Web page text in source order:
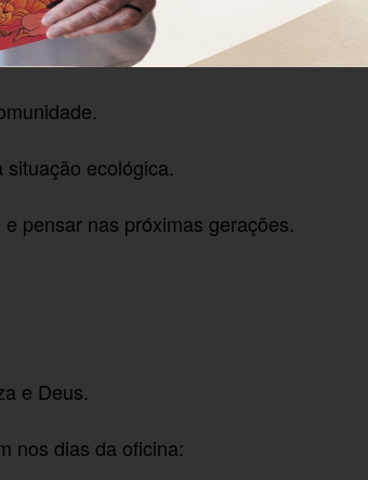
quais as outras lições aprendidas”,
ecológica.
pensar nas próximas gerações.
e Deus.
nos dias da oficina: